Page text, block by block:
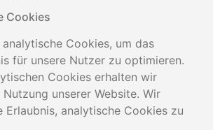
Cookies
Cookies, um das
für unsere Nutzer zu optimieren.
Cookies erhalten wir
unserer Website. Wir
Erlaubnis, analytische Cookies zu